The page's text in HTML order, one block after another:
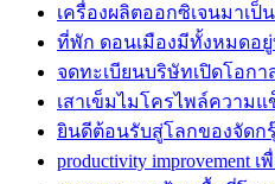
เครื่องผลิตออกซิเจนมาเป็
ที่พัก ดอนเมืองมีทั้งหมดอ
จดทะเบียนบริษัทเปิดโอก
เสาเข็มไมโครไพล์ความ
ยินดีต้อนรับสู่โลกของจัดก
productivity